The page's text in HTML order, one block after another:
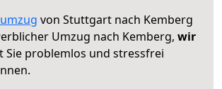
von Stuttgart nach Kemberg
Umzug nach Kemberg, wir
Sie problemlos und stressfrei